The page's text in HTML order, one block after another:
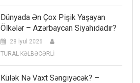
Dünyada Ən Çox Pişik Yaşayan
Ölkələr – Azərbaycan Siyahıdadır?
28 İyul 2026
TURAL KƏLBƏCƏRLİ
Külək Nə Vaxt Səngiyəcək? –